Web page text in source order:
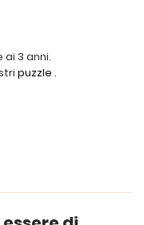
3 anni.
puzzle .